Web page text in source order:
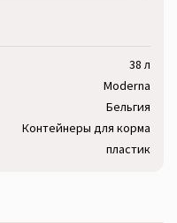
38 л
Moderna
Бельгия
Контейнеры для корма
пластик